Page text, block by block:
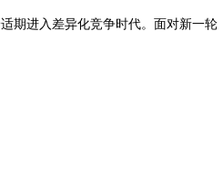
期进入差异化竞争时代。面对新一轮